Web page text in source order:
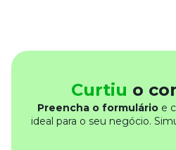
Kits
Newsletters
Curtiu o
Preencha o formulárioe
ideal para o seu negócio.